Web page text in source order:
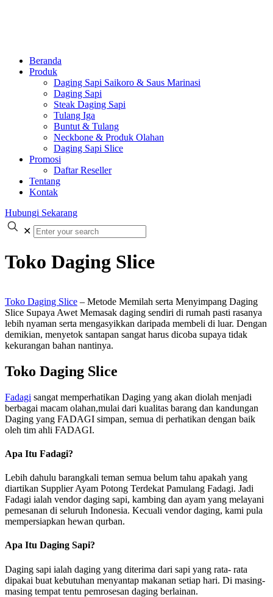
Beranda
Produk
Daging Sapi Saikoro & Saus Marinasi
Daging Sapi
Steak Daging Sapi
Tulang Iga
Buntut & Tulang
Neckbone & Produk Olahan
Daging Sapi Slice
Promosi
Daftar Reseller
Tentang
Kontak
Hubungi Sekarang
✕
Toko Daging Slice
Toko Daging Slice – Metode Memilah serta Menyimpang Daging
Slice Supaya Awet Memasak daging sendiri di rumah pasti rasanya
lebih nyaman serta mengasyikkan daripada membeli di luar. Dengan
demikian, menyetok santapan sangat harus dicoba supaya tidak
kekurangan bahan nantinya.
Toko Daging Slice
Fadagi sangat memperhatikan Daging yang akan diolah menjadi
berbagai macam olahan,mulai dari kualitas barang dan kandungan
Daging yang FADAGI simpan, semua di perhatikan dengan baik
oleh tim ahli FADAGI.
Apa Itu Fadagi?
Lebih dahulu barangkali teman semua belum tahu apakah yang
diartikan Supplier Ayam Potong Terdekat Pamulang Fadagi. Jadi
Fadagi ialah vendor daging sapi, kambing dan ayam yang melayani
pemesanan di seluruh Indonesia. Kecuali vendor daging, kami pula
mempersiapkan hewan qurban.
Apa Itu Daging Sapi?
Daging sapi ialah daging yang diterima dari sapi yang rata- rata
dipakai buat kebutuhan menyantap makanan setiap hari. Di masing-
masing tempat tentu pemrosesan daging berlainan.